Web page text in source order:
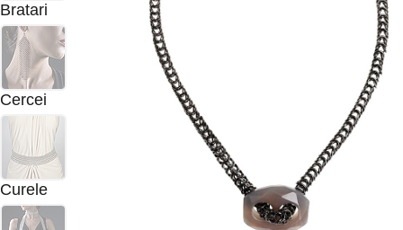
Bratari
Cercei
Curele